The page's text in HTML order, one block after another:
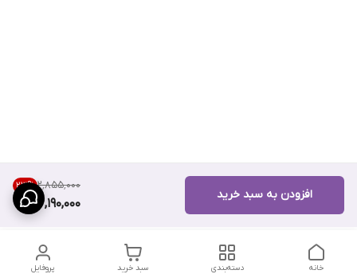
۲٬۸۵۵٬۰۰۰ 23%
2,190,000
افزودن به سبد خرید
پروفایل سبد خرید دسته‌بندی خانه